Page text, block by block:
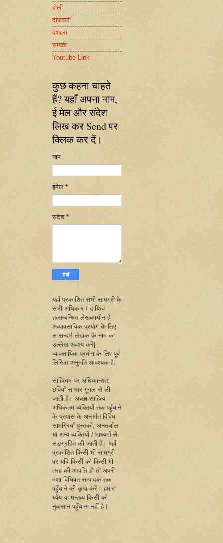
होली
दीपावली
दशहरा
सम्पर्क
Youtube Link
कुछ कहना चाहते
हैं? यहाँ अपना नाम,
ई मेल और संदेश
लिख कर Send पर
क्लिक कर दें।
नाम
ईमेल *
संदेश *
यहाँ प्रकाशित सभी सामग्री के
सभी अधिकार / दायित्व
तत्सम्बन्धित लेखकाधीन हैं|
अव्यावसायिक प्रयोग के लिए
स-सन्दर्भ लेखक के नाम का
उल्लेख अवश्य करें|
व्यावसायिक प्रयोग के लिए पूर्व
लिखित अनुमति आवश्यक है|
साहित्यम पर अधिकान्शत:
छवियाँ साभार गूगल से ली
जाती हैं। अच्छा-साहित्य
अधिकतम व्यक्तियों तक पहुँचाने
के प्रयास के अन्तर्गत विविध
सामग्रियाँ पुस्तकों, अनतर्जाल
या अन्य व्यक्तियों / माध्यमों से
सङ्ग्रहित की जाती हैं। यहाँ
प्रकाशित किसी भी सामग्री
पर यदि किसी को किसी भी
तरह की आपत्ति हो तो अपनी
मंशा विधिवत सम्पादक तक
पहुँचाने की कृपा करें। हमारा
ध्येय या मन्तव्य किसी को
नुकसान पहुँचाना नहीं है।